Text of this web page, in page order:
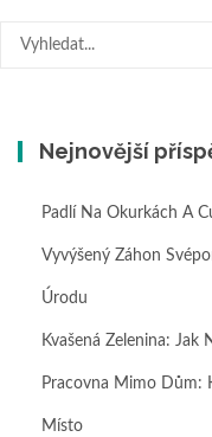
Nejnovější
Padlí Na Okurkách A
Vyvýšený Záhon
Úrodu
Kvašená Zelenina: Jak
Pracovna Mimo Dům:
Místo